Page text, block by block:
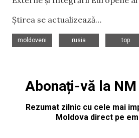
Știrea se actualizează…
moldoveni
rusia
top
Abonați-vă la
Rezumat zilnic cu cele mai
Moldova direct pe